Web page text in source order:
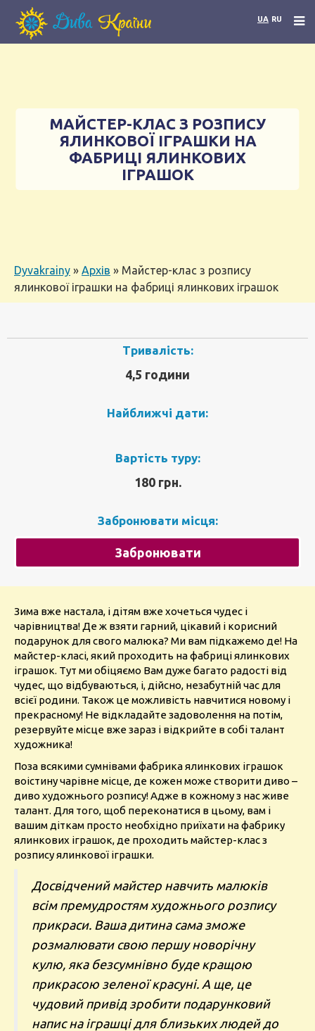
UA RU
МАЙСТЕР-КЛАС З РОЗПИСУ
ЯЛИНКОВОЇ ІГРАШКИ НА
ФАБРИЦІ ЯЛИНКОВИХ
ІГРАШОК
Dyvakrainy » Архів » Майстер-клас з розпису
ялинкової іграшки на фабриці ялинкових іграшок
Тривалість:
4,5 години
Найближчі дати:
Вартість туру:
180 грн.
Забронювати місця:
Забронювати
Зима вже настала, і дітям вже хочеться чудес і
чарівництва! Де ж взяти гарний, цікавий і корисний
подарунок для свого малюка? Ми вам підкажемо де! На
майстер-класі, який проходить на фабриці ялинкових
іграшок. Тут ми обіцяємо Вам дуже багато радості від
чудес, що відбуваються, і, дійсно, незабутній час для
всієї родини. Також це можливість навчитися новому і
прекрасному! Не відкладайте задоволення на потім,
резервуйте місце вже зараз і відкрийте в собі талант
художника!
Поза всякими сумнівами фабрика ялинкових іграшок
воістину чарівне місце, де кожен може створити диво –
диво художнього розпису! Адже в кожному з нас живе
талант. Для того, щоб переконатися в цьому, вам і
вашим діткам просто необхідно приїхати на фабрику
ялинкових іграшок, де проходить майстер-клас з
розпису ялинкової іграшки.
Досвідчений майстер навчить малюків
всім премудростям художнього розпису
прикраси. Ваша дитина сама зможе
розмалювати свою першу новорічну
кулю, яка безсумнівно буде кращою
прикрасою зеленої красуні. А ще, це
чудовий привід зробити подарунковий
напис на іграшці для близьких людей до